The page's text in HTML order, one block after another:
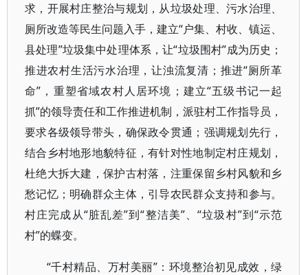
求，开展村庄整治与规划，从垃圾处理、污水治理、
厕所改造等民生问题入手，建立“户集、村收、镇运、
县处理”垃圾集中处理体系，让“垃圾围村”成为历史；
推进农村生活污水治理，让浊流复清；推进“厕所革
命”，重塑省域农村人居环境；建立“五级书记一起
抓”的领导责任和工作推进机制，派驻村工作指导员，
要求各级领导带头，确保政令贯通；强调规划先行，
结合乡村地形地貌特征，有针对性地制定村庄规划，
杜绝大拆大建，保护古村落，注重保留乡村风貌和乡
愁记忆；明确群众主体，引导农民群众支持和参与。
村庄完成从“脏乱差”到“整洁美”、“垃圾村”到“示范
村”的蝶变。
“千村精品、万村美丽”：环境整治初见成效，绿